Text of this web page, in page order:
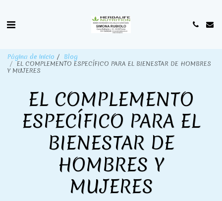
Página de inicio
Blog
EL COMPLEMENTO ESPECÍFICO PARA EL BIENESTAR DE HOMBRES
Y MUJERES
EL COMPLEMENTO
ESPECÍFICO PARA EL
BIENESTAR DE
HOMBRES Y
MUJERES